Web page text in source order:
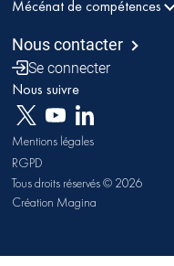
Mécénat de compétences
Nous contacter
Se connecter
Nous suivre
Mentions légales
RGPD
Tous droits réservés © 2026
Création Magina